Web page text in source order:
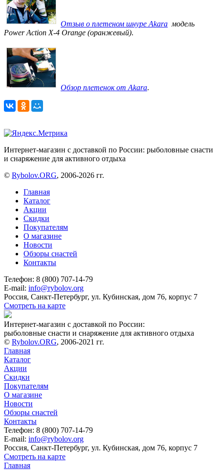
Отзыв о плетеном шнуре Akara модель
Power Action X-4 Orange (оранжевый).
Обзор плетенок от Akara.
Интернет-магазин с доставкой по России: рыболовные снасти
и снаряжение для активного отдыха
© Rybolov.ORG, 2006-2026 гг.
Главная
Каталог
Акции
Скидки
Покупателям
О магазине
Новости
Обзоры снастей
Контакты
Телефон: 8 (800) 707-14-79
E-mail: info@rybolov.org
Россия, Санкт-Петербург, ул. Кубинская, дом 76, корпус 7
Смотреть на карте
Интернет-магазин с доставкой по России:
рыболовные снасти и снаряжение для активного отдыха
© Rybolov.ORG, 2006-2021 гг.
Главная
Каталог
Акции
Скидки
Покупателям
О магазине
Новости
Обзоры снастей
Контакты
Телефон: 8 (800) 707-14-79
E-mail: info@rybolov.org
Россия, Санкт-Петербург, ул. Кубинская, дом 76, корпус 7
Смотреть на карте
Главная